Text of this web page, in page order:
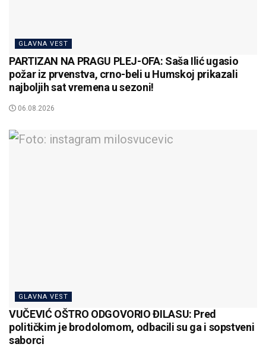
GLAVNA VEST
PARTIZAN NA PRAGU PLEJ-OFA: Saša Ilić ugasio
požar iz prvenstva, crno-beli u Humskoj prikazali
najboljih sat vremena u sezoni!
06.08.2026
GLAVNA VEST
VUČEVIĆ OŠTRO ODGOVORIO ĐILASU: Pred
političkim je brodolomom, odbacili su ga i sopstveni
saborci